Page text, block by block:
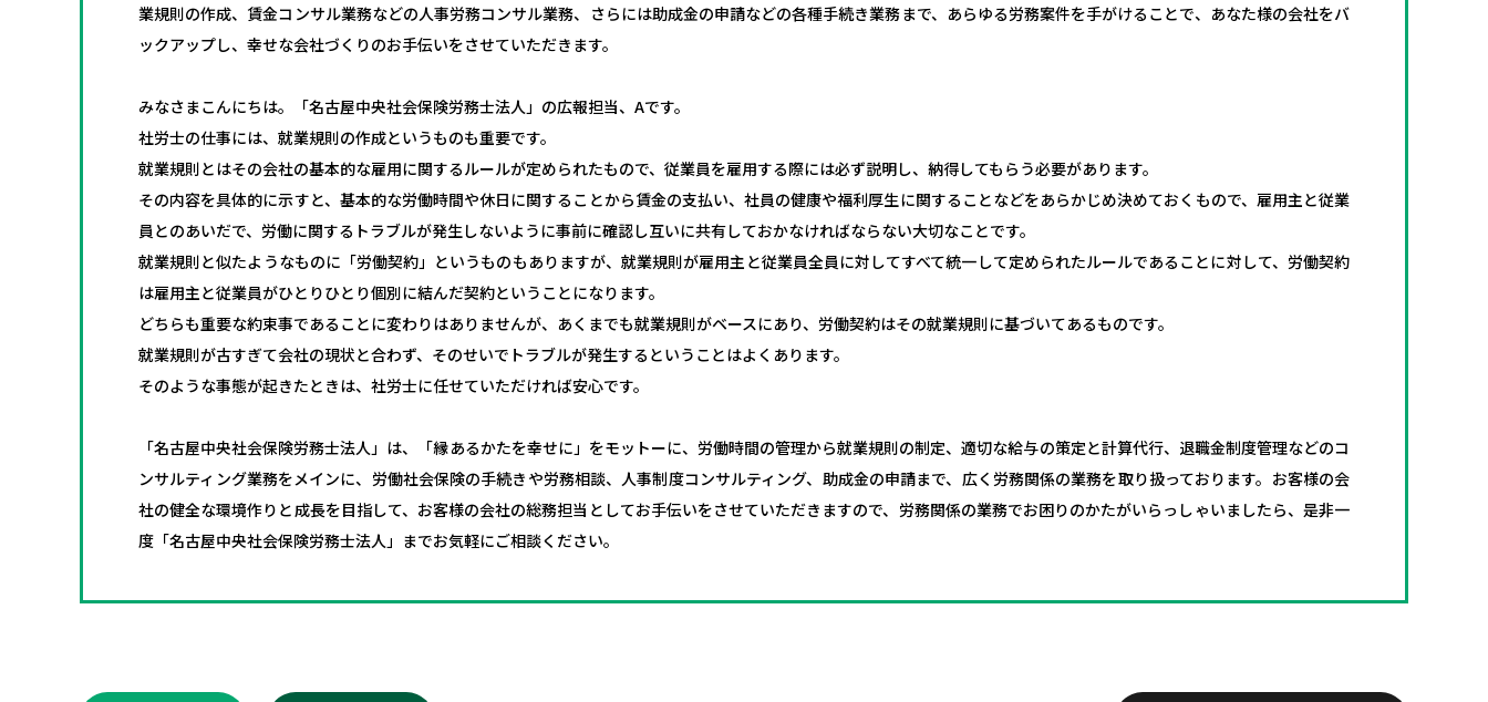
業規則の作成、賃金コンサル業務などの人事労務コンサル業務、さらには助成金の申請などの各種手続き業務まで、あらゆる労務案件を手がけることで、あなた様の会社をバ
ックアップし、幸せな会社づくりのお手伝いをさせていただきます。
みなさまこんにちは。「名古屋中央社会保険労務士法人」の広報担当、Aです。
社労士の仕事には、就業規則の作成というものも重要です。
就業規則とはその会社の基本的な雇用に関するルールが定められたもので、従業員を雇用する際には必ず説明し、納得してもらう必要があります。
その内容を具体的に示すと、基本的な労働時間や休日に関することから賃金の支払い、社員の健康や福利厚生に関することなどをあらかじめ決めておくもので、雇用主と従業
員とのあいだで、労働に関するトラブルが発生しないように事前に確認し互いに共有しておかなければならない大切なことです。
就業規則と似たようなものに「労働契約」というものもありますが、就業規則が雇用主と従業員全員に対してすべて統一して定められたルールであることに対して、労働契約
は雇用主と従業員がひとりひとり個別に結んだ契約ということになります。
どちらも重要な約束事であることに変わりはありませんが、あくまでも就業規則がベースにあり、労働契約はその就業規則に基づいてあるものです。
就業規則が古すぎて会社の現状と合わず、そのせいでトラブルが発生するということはよくあります。
そのような事態が起きたときは、社労士に任せていただければ安心です。
「名古屋中央社会保険労務士法人」は、「縁あるかたを幸せに」をモットーに、労働時間の管理から就業規則の制定、適切な給与の策定と計算代行、退職金制度管理などのコ
ンサルティング業務をメインに、労働社会保険の手続きや労務相談、人事制度コンサルティング、助成金の申請まで、広く労務関係の業務を取り扱っております。お客様の会
社の健全な環境作りと成長を目指して、お客様の会社の総務担当としてお手伝いをさせていただきますので、労務関係の業務でお困りのかたがいらっしゃいましたら、是非一
度「名古屋中央社会保険労務士法人」までお気軽にご相談ください。